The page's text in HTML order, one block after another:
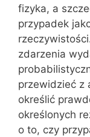
fizyka, a
przypadek
zdarzenia
przewidzieć z
określić
określonych
o to, czy